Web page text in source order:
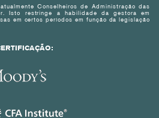
Conselheiros de Administração das
Isto restringe a habilidade da gestora em
em certos períodos em função da legislação